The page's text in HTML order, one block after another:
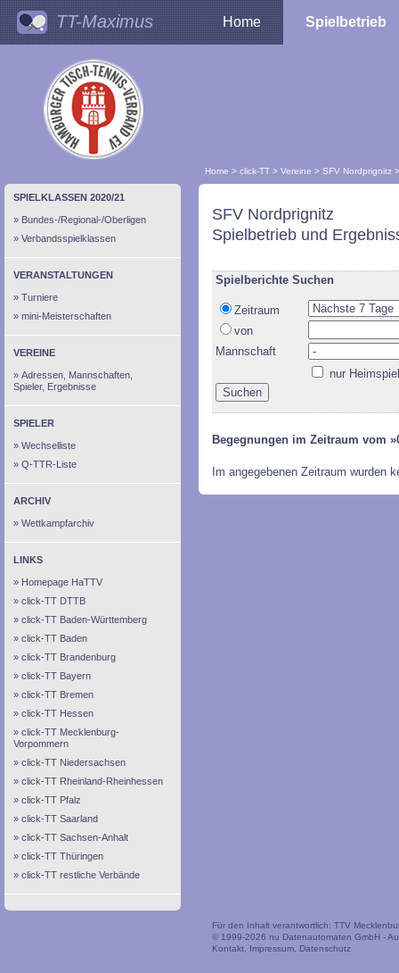
TT-Maximus Home Spielbetrieb
Home > click-TT > Vereine > SFV Nordprignitz >
SPIELKLASSEN 2020/21
Bundes-/Regional-/Oberligen
Verbandsspielklassen
VERANSTALTUNGEN
Turniere
mini-Meisterschaften
VEREINE
Adressen, Mannschaften,
Spieler, Ergebnisse
SPIELER
Wechselliste
Q-TTR-Liste
ARCHIV
Wettkampfarchiv
LINKS
Homepage HaTTV
click-TT DTTB
click-TT Baden-Württemberg
click-TT Baden
click-TT Brandenburg
click-TT Bayern
click-TT Bremen
click-TT Hessen
click-TT Mecklenburg-
Vorpommern
click-TT Niedersachsen
click-TT Rheinland-Rheinhessen
click-TT Pfalz
click-TT Saarland
click-TT Sachsen-Anhalt
click-TT Thüringen
click-TT restliche Verbände
SFV Nordprignitz
Spielbetrieb und
Spielberichte Suchen
Zeitraum
von
Mannschaft
nur
Begegnungen im Zeitraum vom
Im angegebenen Zeitraum wurden
Für den Inhalt verantwortlich: TTV
© 1999-2026 nu Datenautomaten GmbH -
Kontakt
Impressum Datenschutz